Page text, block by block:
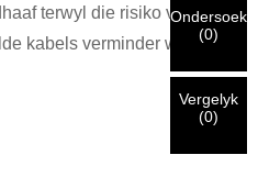
terwyl die risiko van
kabels verminder word.
ALLESinligting
sal lei tot die mislukking van
en salVERIFIEERjou ingedien
magtiging. Sodra die
Ondersoek
(0)
Vergelyk
(0)